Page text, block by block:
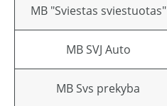
MB "Sviestas sviestuotas"
MB SVJ Auto
MB Svs prekyba